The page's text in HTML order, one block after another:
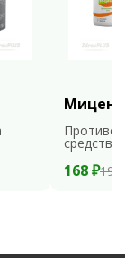
средство
168 ₽